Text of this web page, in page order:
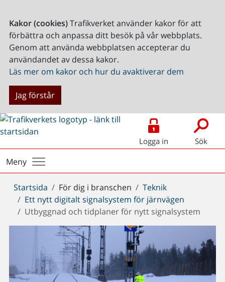
Kakor (cookies)Trafikverket använder kakor för att
förbättra och anpassa ditt besök på vår webbplats.
Genom att använda webbplatsen accepterar du
användandet av dessa kakor.
Läs mer om kakor och hur du avaktiverar dem
Jag förstår
Logga in Sök
Meny
Du
är
här:
Startsida För dig i branschen
Teknik
Ett nytt digitalt signalsystem för järnvägen
Utbyggnad och tidplaner för nytt signalsystem